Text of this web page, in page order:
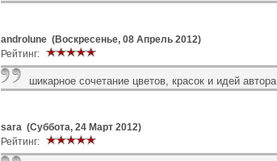
androlune (Воскресенье, 08 Апрель 2012)
Рейтинг:
шикарное сочетание цветов, красок и идей автора
sara (Суббота, 24 Март 2012)
Рейтинг: